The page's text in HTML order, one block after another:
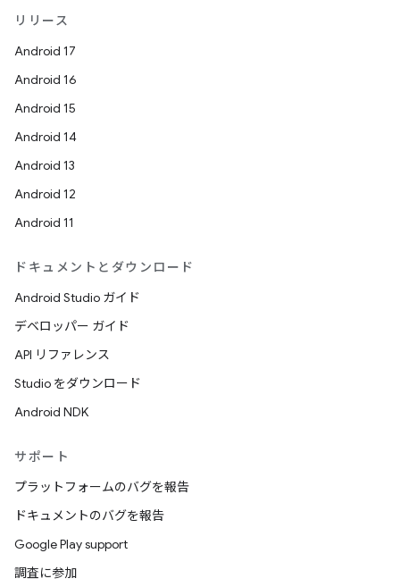
リリース
Android 17
Android 16
Android 15
Android 14
Android 13
Android 12
Android 11
ドキュメントとダウンロード
Android Studio ガイド
デベロッパー ガイド
API リファレンス
Studio をダウンロード
Android NDK
サポート
プラットフォームのバグを報告
ドキュメントのバグを報告
Google Play support
調査に参加